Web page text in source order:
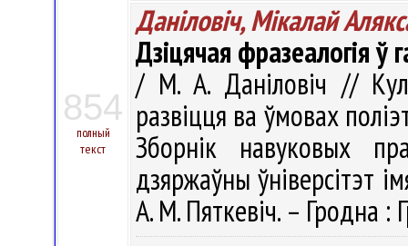
854
полный
текст
Даніловіч, Мікалай
Дзіцячая фразеалогія
/ М. А. Даніловіч //
развіцця ва ўмовах
Зборнік навуковых
дзяржаўны ўніверсітэт
А. М. Пяткевіч. – Гродна